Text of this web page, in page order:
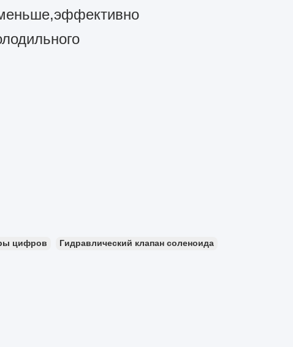
цифров Гидравлический клапан соленоида